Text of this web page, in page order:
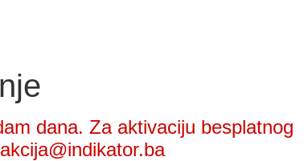
dana. Za aktivaciju besplatnog